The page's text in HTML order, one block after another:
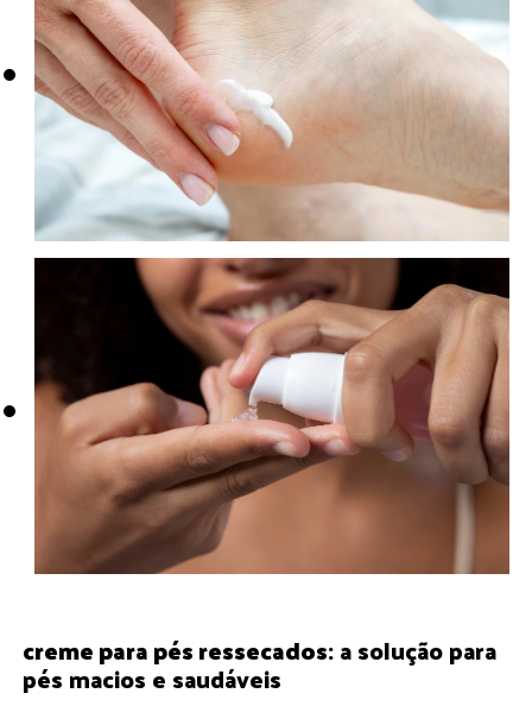
creme para pés ressecados: a solução para
pés macios e saudáveis